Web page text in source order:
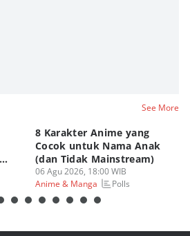
See More
8 Karakter Anime yang
Cocok untuk Nama Anak
(dan Tidak Mainstream)
06 Agu 2026, 18:00 WIB
Anime & Manga
Polls